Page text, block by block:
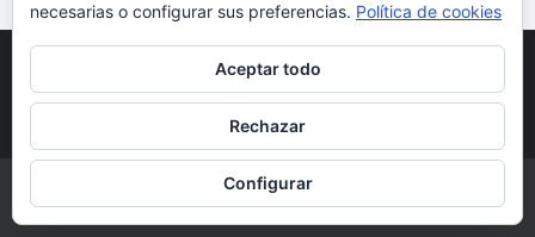
POLÍTICA DE COOKIES
DERECHOS DE AUTOR
COPYRIGHT © 2026 | ALL RIGHTS RESERVED |
THEME SHOP
necesarias o configurar sus preferencias. Política de cookies
Aceptar todo
Rechazar
Configurar